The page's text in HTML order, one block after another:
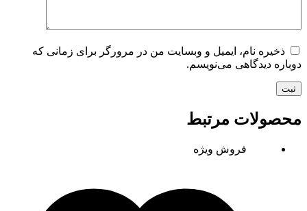
ذخیره نام، ایمیل و وبسایت من در مرورگر برای زمانی که
دوباره دیدگاهی می‌نویسم.
ثبت
محصولات مرتبط
فروش ویژه